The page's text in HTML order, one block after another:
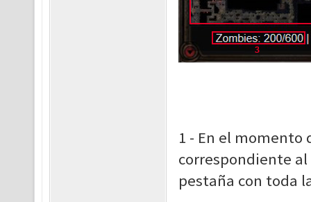
1 - En el momento
correspondiente al
pestaña con toda